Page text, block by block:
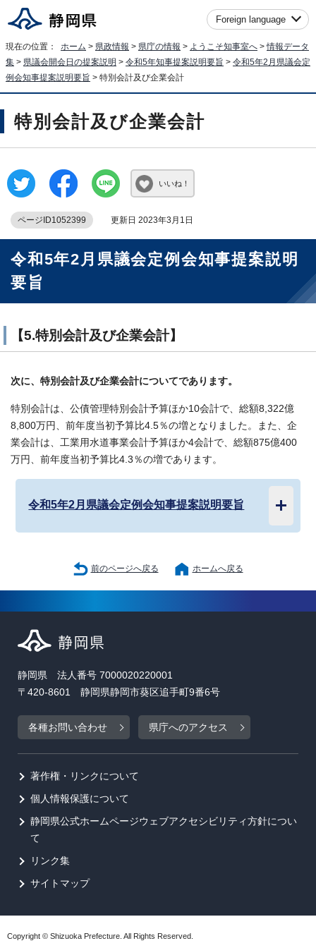
Foreign language
現在の位置： ホーム > 県政情報 > 県庁の情報 > ようこそ知事室へ >情報データ
集 > 県議会開会日の提案説明 > 令和5年知事提案説明要旨 > 令和5年2月県議会定
例会知事提案説明要旨 > 特別会計及び企業会計
特別会計及び企業会計
いいね！
ページID1052399 更新日 2023年3月1日
令和5年2月県議会定例会知事提案説明
要旨
【5.特別会計及び企業会計】
次に、特別会計及び企業会計についてであります。
特別会計は、公債管理特別会計予算ほか10会計で、総額8,322億
8,800万円、前年度当初予算比4.5％の増となりました。また、企
業会計は、工業用水道事業会計予算ほか4会計で、総額875億400
万円、前年度当初予算比4.3％の増であります。
令和5年2月県議会定例会知事提案説明要旨
前のページへ戻る ホームへ戻る
静岡県 法人番号 7000020220001
〒420-8601 静岡県静岡市葵区追手町9番6号
各種お問い合わせ 県庁へのアクセス
著作権・リンクについて
個人情報保護について
静岡県公式ホームページウェブアクセシビリティ方針につい
て
リンク集
サイトマップ
Copyright © Shizuoka Prefecture. All Rights Reserved.